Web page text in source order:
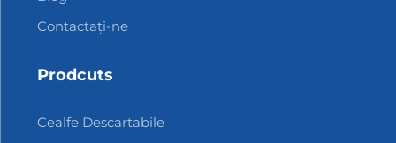
Contactați-ne
Prodcuts
Cealfe Descartabile